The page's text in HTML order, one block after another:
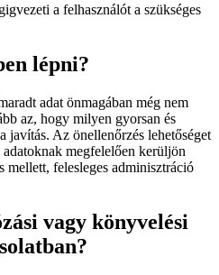
a felhasználót a szükséges
lépni?
adat önmagában még nem
az, hogy milyen gyorsan és
javítás. Az önellenőrzés lehetőséget
megfelelően kerüljön
felesleges adminisztráció
vagy könyvelési